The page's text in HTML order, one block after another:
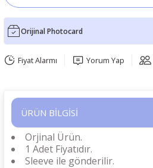
Orijinal Photocard
Fiyat Alarmı Yorum Yap
ÜRÜN BİLGİSİ
Orjinal Ürün.
1 Adet Fiyatıdır.
Sleeve ile gönderilir.